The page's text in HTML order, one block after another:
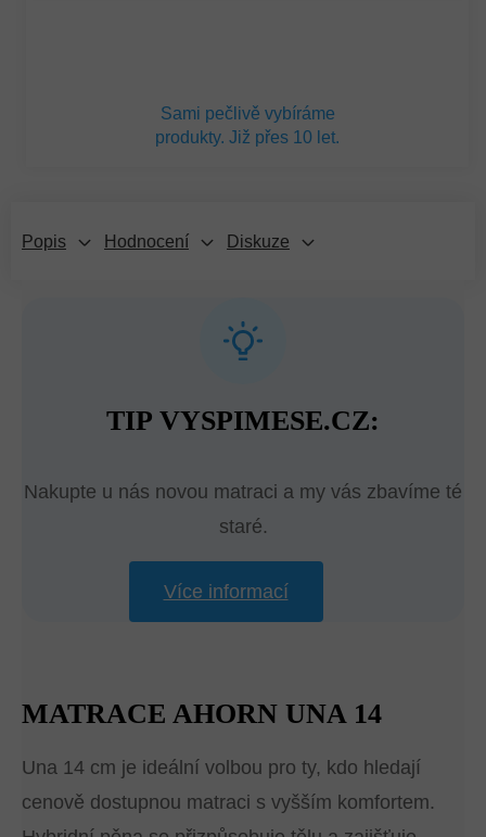
Sami pečlivě vybíráme
produkty. Již přes 10 let.
Popis Hodnocení Diskuze
TIP VYSPIMESE.CZ:
Nakupte u nás novou matraci a my vás zbavíme té
staré.
Více informací
MATRACE AHORN UNA 14
Una 14 cm je ideální volbou pro ty, kdo hledají
cenově dostupnou matraci s vyšším komfortem.